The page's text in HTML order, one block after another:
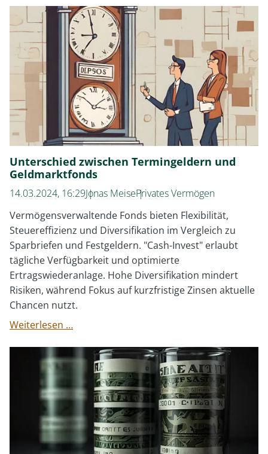
Unterschied zwischen Termingeldern und
Geldmarktfonds
14.03.2024, 16:29Jonas MeisePrivates Vermögen
Vermögensverwaltende Fonds bieten Flexibilität,
Steuereffizienz und Diversifikation im Vergleich zu
Sparbriefen und Festgeldern. "Cash-Invest" erlaubt
tägliche Verfügbarkeit und optimierte
Ertragswiederanlage. Hohe Diversifikation mindert
Risiken, während Fokus auf kurzfristige Zinsen aktuelle
Chancen nutzt.
Weiterlesen …Unterschied
Termingeldern
Geldmarktfonds